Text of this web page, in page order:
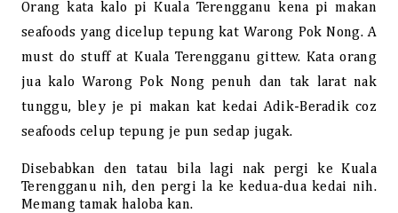
Orang kata kalo pi Kuala Terengganu kena pi makan
seafoods yang dicelup tepung kat Warong Pok Nong. A
must do stuff at Kuala Terengganu gittew. Kata orang
jua kalo Warong Pok Nong penuh dan tak larat nak
tunggu, bley je pi makan kat kedai Adik-Beradik coz
seafoods celup tepung je pun sedap jugak.
Disebabkan den tatau bila lagi nak pergi ke Kuala
Terengganu nih, den pergi la ke kedua-dua kedai nih.
Memang tamak haloba kan.